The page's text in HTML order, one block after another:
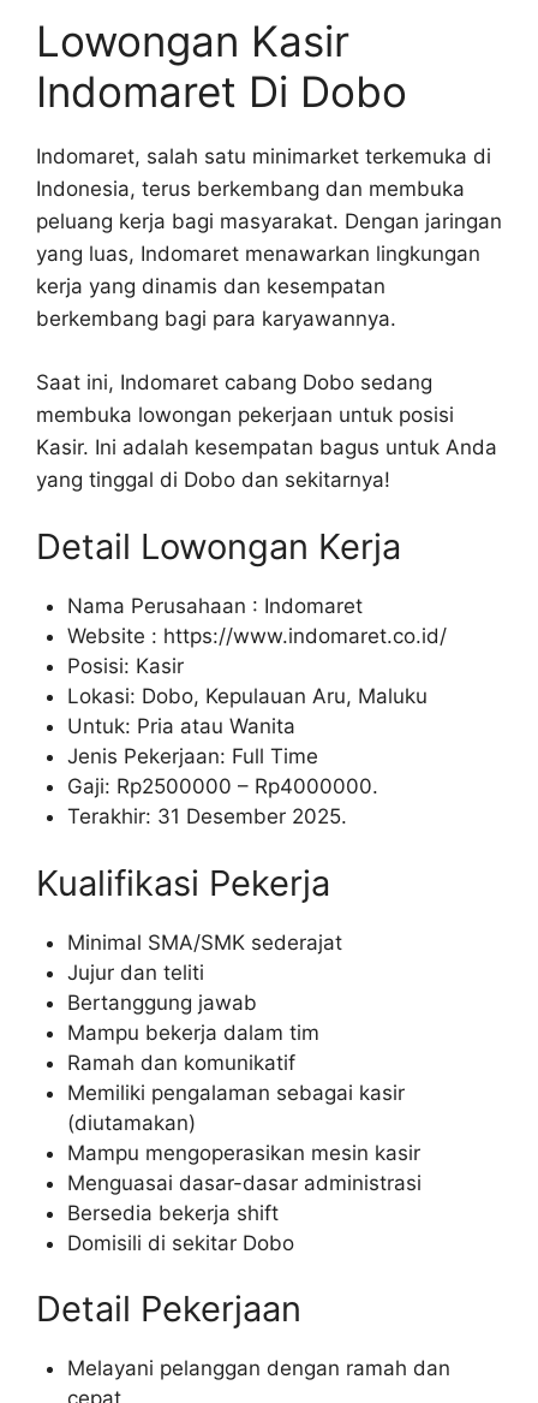
Lowongan Kasir
Indomaret Di Dobo
Indomaret, salah satu minimarket terkemuka di
Indonesia, terus berkembang dan membuka
peluang kerja bagi masyarakat. Dengan jaringan
yang luas, Indomaret menawarkan lingkungan
kerja yang dinamis dan kesempatan
berkembang bagi para karyawannya.
Saat ini, Indomaret cabang Dobo sedang
membuka lowongan pekerjaan untuk posisi
Kasir. Ini adalah kesempatan bagus untuk Anda
yang tinggal di Dobo dan sekitarnya!
Detail Lowongan Kerja
Nama Perusahaan : Indomaret
Website : https://www.indomaret.co.id/
Posisi: Kasir
Lokasi: Dobo, Kepulauan Aru, Maluku
Untuk: Pria atau Wanita
Jenis Pekerjaan: Full Time
Gaji: Rp2500000 – Rp4000000.
Terakhir: 31 Desember 2025.
Kualifikasi Pekerja
Minimal SMA/SMK sederajat
Jujur dan teliti
Bertanggung jawab
Mampu bekerja dalam tim
Ramah dan komunikatif
Memiliki pengalaman sebagai kasir
(diutamakan)
Mampu mengoperasikan mesin kasir
Menguasai dasar-dasar administrasi
Bersedia bekerja shift
Domisili di sekitar Dobo
Detail Pekerjaan
Melayani pelanggan dengan ramah dan